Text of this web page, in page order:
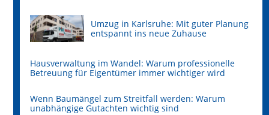
Umzug in Karlsruhe: Mit guter Planung
entspannt ins neue Zuhause
Hausverwaltung im Wandel: Warum professionelle
Betreuung für Eigentümer immer wichtiger wird
Wenn Baumängel zum Streitfall werden: Warum
unabhängige Gutachten wichtig sind